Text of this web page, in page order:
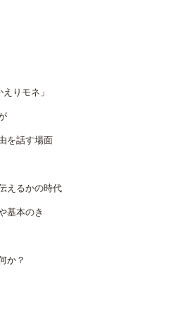
りモネ」
を話す場面
えるかの時代
基本のき
か？